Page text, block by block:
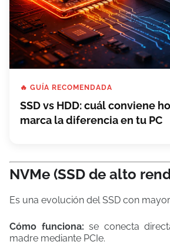
🔥 GUÍA RECOMENDADA
SSD vs HDD: cuál conviene
marca la diferencia en tu PC
NVMe (SSD de alto
Es una evolución del SSD con
Cómo funciona: se conecta
madre mediante PCIe.